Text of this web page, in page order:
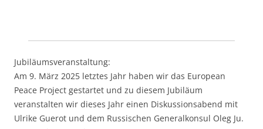
Jubiläumsveranstaltung:
Am 9. März 2025 letztes Jahr haben wir das European
Peace Project gestartet und zu diesem Jubiläum
veranstalten wir dieses Jahr einen Diskussionsabend mit
Ulrike Guerot und dem Russischen Generalkonsul Oleg Ju.